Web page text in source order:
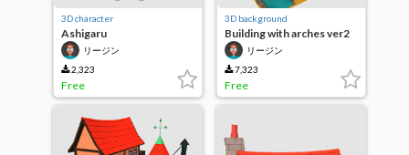
3D character
Ashigaru
リージン
2,323
Free
3D background
Building with arches ver2
(medieval building series)
リージン
7,323
Free